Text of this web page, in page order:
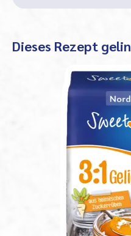
Dieses Rezept